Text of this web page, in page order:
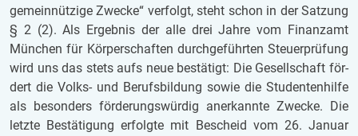
ge­mein­nüt­zi­ge Zwe­cke“ ver­folgt, steht schon in der Sat­zung
§ 2 (2). Als Er­geb­nis der alle drei Jahre vom Fi­nanz­amt
Mün­chen für Kör­per­schaf­ten durch­ge­führ­ten Steu­er­prü­fung
wird uns das stets aufs neue be­stä­tigt: Die Ge­sell­schaft för­
dert die Volks- und Be­rufs­bil­dung sowie die Stu­den­ten­hil­fe
als be­son­ders för­de­rungs­wür­dig an­er­kann­te Zwe­cke. Die
letz­te Be­stä­ti­gung er­folg­te mit Be­scheid vom 26. Ja­nu­ar